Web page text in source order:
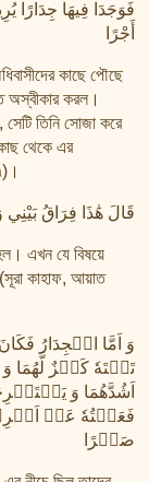
فَوَجَدَا فِيهَا جِدَارًا
أَجْرًا
কাছে পৌছে
অস্বীকার করল।
তিনি সোজা করে
থেকে এর
قَالَ هَٰذَا فِرَاقُ بَيْنِي
এখন যে বিষয়ে
(সূরা কাহাফ, আয়াত
وَ اَمَّا الۡجِدَارُ
تَحۡتَهٗ کَنۡزٌ لَّهُمَا
اَشُدَّهُمَا وَ
فَعَلۡتُهٗ عَنۡ
صَبۡرًا